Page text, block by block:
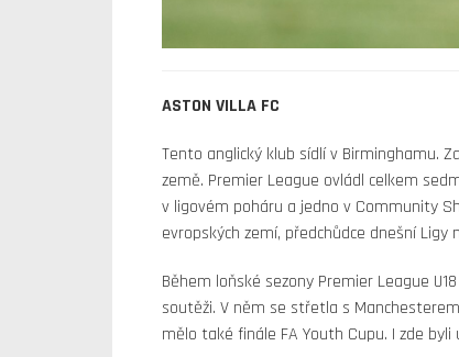
ASTON VILLA FC
Tento anglický klub sídlí v Birminghamu.
země. Premier League ovládl celkem
v ligovém poháru a jedno v Community
evropských zemí, předchůdce dnešní Ligy
Během loňské sezony Premier League
soutěži. V něm se střetla s
mělo také finále FA Youth Cupu. I zde